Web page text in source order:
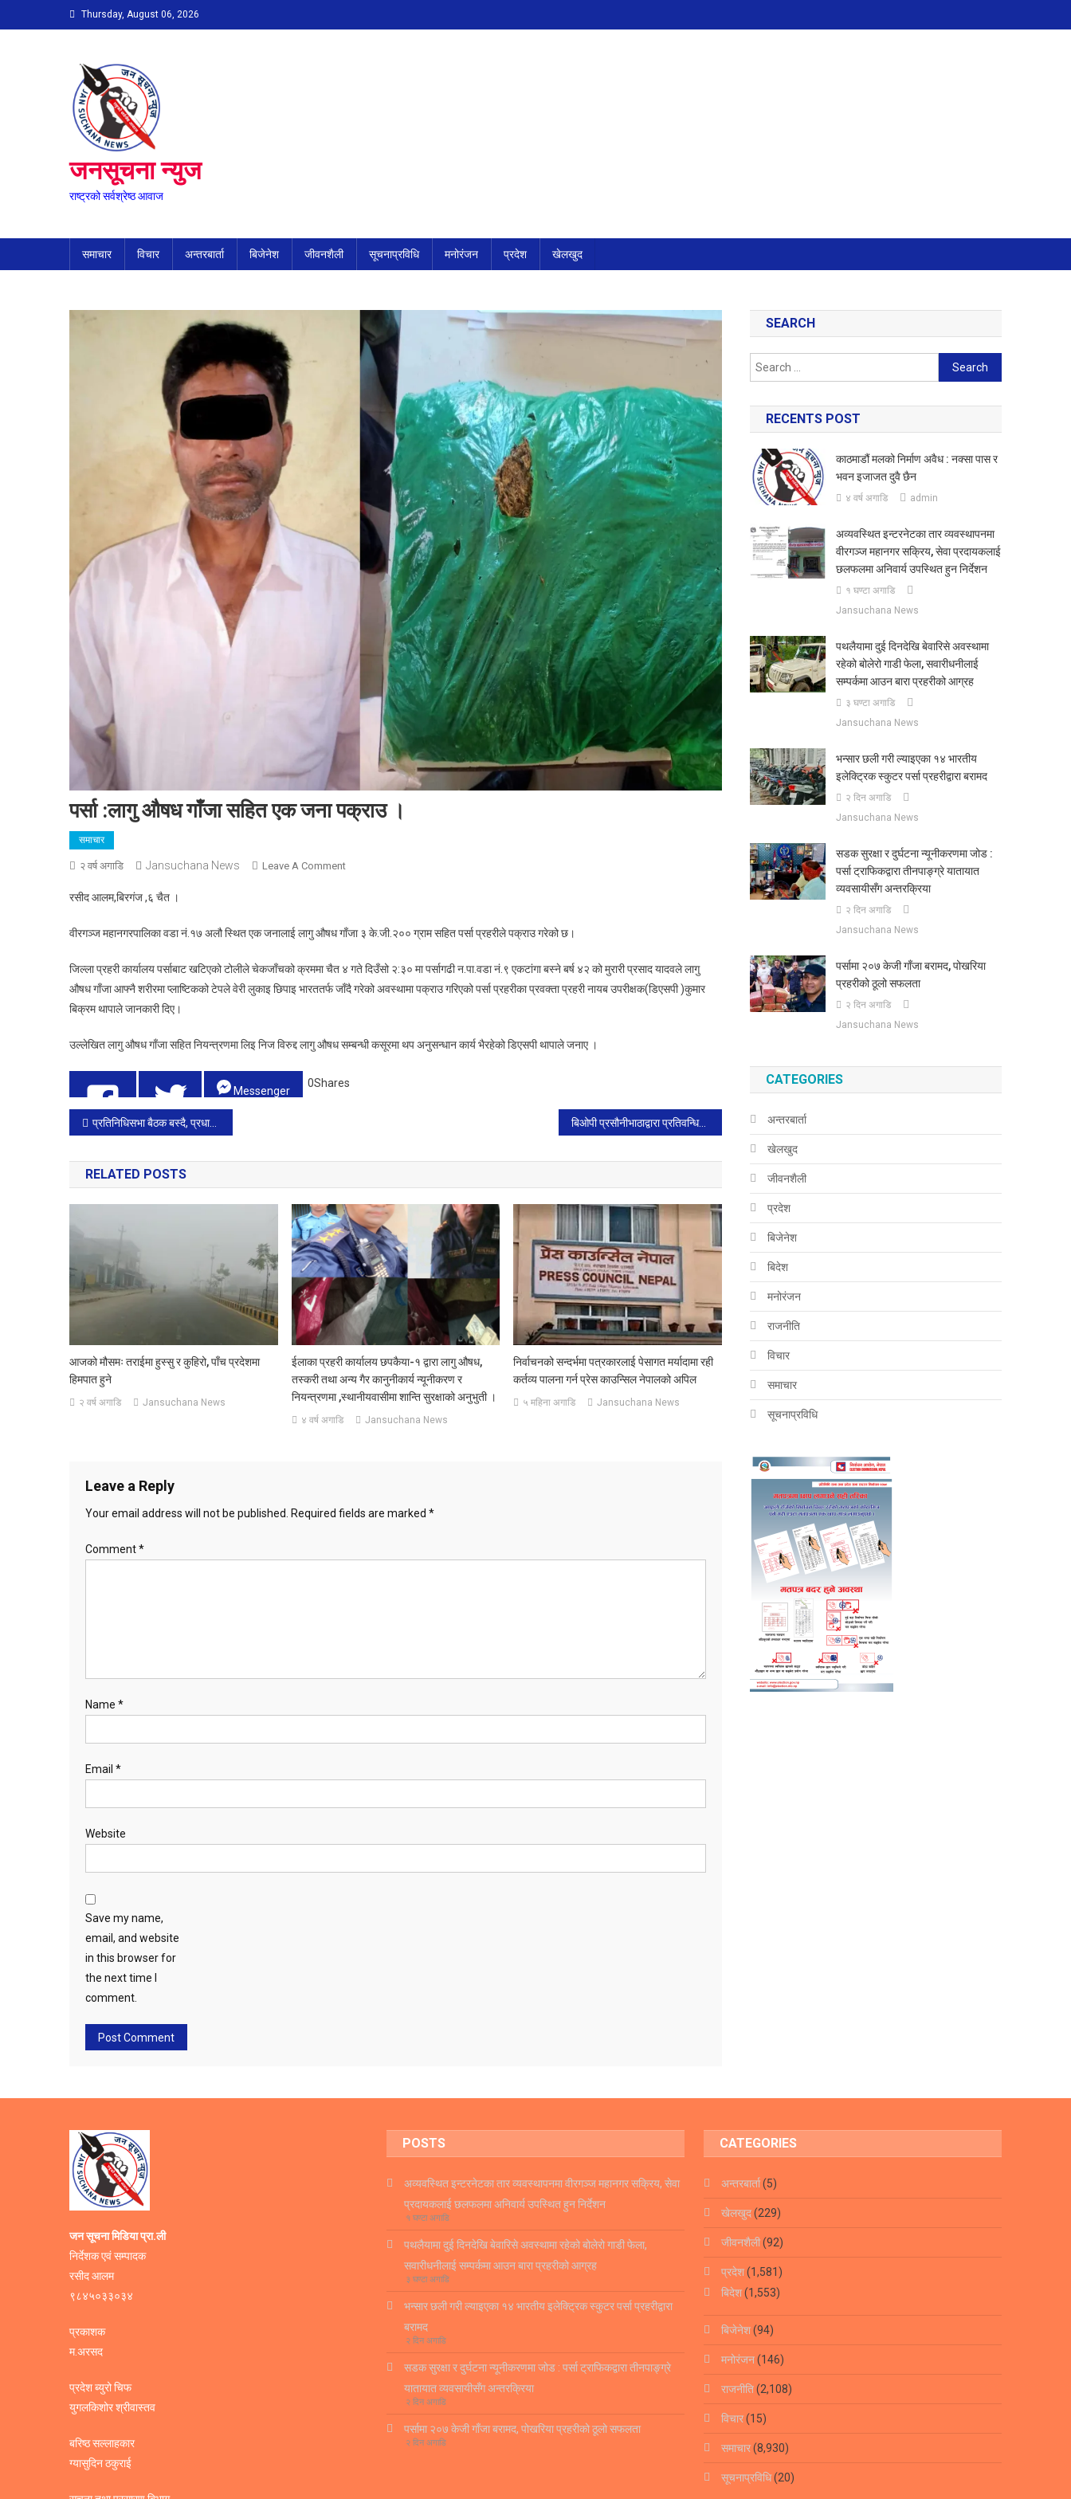
to
Thursday, August 06, 2026
जनसूचना न्युज
राष्ट्रको सर्वश्रेष्ठ आवाज
समाचार विचार अन्तरबार्ता बिजेनेश जीवनशैली सूचनाप्रविधि मनोरंजन प्रदेश खेलखुद
पर्सा :लागु औषध गाँजा सहित एक जना पक्राउ ।
समाचार
२ वर्ष अगाडि Jansuchana News Leave A CommentOn
गाँजा
एक
जना
रसीद आलम,बिरगंज ,६ चैत ।
वीरगञ्ज महानगरपालिका वडा नं.१७ अलौ स्थित एक जनालाई लागु औषध गाँजा ३ के.जी.२०० ग्राम सहित पर्सा प्रहरीले पक्राउ गरेको छ।
जिल्ला प्रहरी कार्यालय पर्साबाट खटिएको टोलीले चेकजाँचको क्रममा चैत ४ गते दिउँसो २:३० मा पर्सागढी न.पा.वडा नं.९ एकटांगा बस्ने बर्ष ४२ को मुरारी प्रसाद यादवले लागु
औषध गाँजा आफ्नै शरीरमा प्लाष्टिकको टेपले वेरी लुकाइ छिपाइ भारततर्फ जाँदै गरेको अवस्थामा पक्राउ गरिएको पर्सा प्रहरीका प्रवक्ता प्रहरी नायब उपरीक्षक(डिएसपी )कुमार
बिक्रम थापाले जानकारी दिए।
उल्लेखित लागु औषध गाँजा सहित नियन्त्रणमा लिइ निज विरुद्द लागु औषध सम्बन्धी कसूरमा थप अनुसन्धान कार्य भैरहेको डिएसपी थापाले जनाए ।
Share0 Tweet 0
Messenger
0Shares
Post
navigation
प्रतिनिधिसभा बैठक बस्दै, प्रधानमन्त्रीले सांसदका प्रश्नको जवाफ दिने बिओपी प्रसौनीभाठाद्वारा प्रतिवन्धित बोईलर कुखुराको चल्लासहित भारतीय नम्बरको मोटरसाइकल पक्राउ।
RELATED POSTS
आजको मौसमः तराईमा हुस्सु र कुहिरो, पाँच प्रदेशमा
हिमपात हुने
२ वर्ष अगाडि Jansuchana News
ईलाका प्रहरी कार्यालय छपकैया-१ द्वारा लागु औषध,
तस्करी तथा अन्य गैर कानुनीकार्य न्यूनीकरण र
नियन्त्रणमा ,स्थानीयवासीमा शान्ति सुरक्षाको अनुभुती ।
४ वर्ष अगाडि Jansuchana News
निर्वाचनको सन्दर्भमा पत्रकारलाई पेसागत मर्यादामा रही
कर्तव्य पालना गर्न प्रेस काउन्सिल नेपालको अपिल
५ महिना अगाडि Jansuchana News
Leave a Reply
Your email address will not be published. Required fields are marked *
Comment*
Name *
Email *
Website
Save my name,
email, and website
in this browser for
the next time I
comment.
SEARCH
Search
for:
RECENTS POST
काठमाडौं मलको निर्माण अवैध : नक्सा पास र
भवन इजाजत दुवै छैन
४ वर्ष अगाडि admin
अव्यवस्थित इन्टरनेटका तार व्यवस्थापनमा
वीरगञ्ज महानगर सक्रिय, सेवा प्रदायकलाई
छलफलमा अनिवार्य उपस्थित हुन निर्देशन
१ घण्टा अगाडि
Jansuchana News
पथलैयामा दुई दिनदेखि बेवारिसे अवस्थामा
रहेको बोलेरो गाडी फेला, सवारीधनीलाई
सम्पर्कमा आउन बारा प्रहरीको आग्रह
३ घण्टा अगाडि
Jansuchana News
भन्सार छली गरी ल्याइएका १४ भारतीय
इलेक्ट्रिक स्कुटर पर्सा प्रहरीद्वारा बरामद
२ दिन अगाडि
Jansuchana News
सडक सुरक्षा र दुर्घटना न्यूनीकरणमा जोड :
पर्सा ट्राफिकद्वारा तीनपाङ्ग्रे यातायात
व्यवसायीसँग अन्तरक्रिया
२ दिन अगाडि
Jansuchana News
पर्सामा २०७ केजी गाँजा बरामद, पोखरिया
प्रहरीको ठूलो सफलता
२ दिन अगाडि
Jansuchana News
CATEGORIES
अन्तरबार्ता
खेलखुद
जीवनशैली
प्रदेश
बिजेनेश
बिदेश
मनोरंजन
राजनीति
विचार
समाचार
सूचनाप्रविधि
जन सूचना मिडिया प्रा.ली
निर्देशक एवं सम्पादक
रसीद आलम
९८४५०३३०३४
प्रकाशक
म.अरसद
प्रदेश ब्युरो चिफ
युगलकिशोर श्रीवास्तव
बरिष्ठ सल्लाहकार
ग्यासुदिन ठकुराई
POSTS
अव्यवस्थित इन्टरनेटका तार व्यवस्थापनमा वीरगञ्ज महानगर सक्रिय, सेवा
प्रदायकलाई छलफलमा अनिवार्य उपस्थित हुन निर्देशन
१ घण्टा अगाडि
पथलैयामा दुई दिनदेखि बेवारिसे अवस्थामा रहेको बोलेरो गाडी फेला,
सवारीधनीलाई सम्पर्कमा आउन बारा प्रहरीको आग्रह
३ घण्टा अगाडि
भन्सार छली गरी ल्याइएका १४ भारतीय इलेक्ट्रिक स्कुटर पर्सा प्रहरीद्वारा
बरामद
२ दिन अगाडि
सडक सुरक्षा र दुर्घटना न्यूनीकरणमा जोड : पर्सा ट्राफिकद्वारा तीनपाङ्ग्रे
यातायात व्यवसायीसँग अन्तरक्रिया
२ दिन अगाडि
पर्सामा २०७ केजी गाँजा बरामद, पोखरिया प्रहरीको ठूलो सफलता
२ दिन अगाडि
CATEGORIES
अन्तरबार्ता(5)
खेलखुद(229)
जीवनशैली(92)
प्रदेश(1,581)
बिदेश(1,553)
बिजेनेश(94)
मनोरंजन(146)
राजनीति(2,108)
विचार(15)
समाचार(8,930)
सूचनाप्रविधि(20)